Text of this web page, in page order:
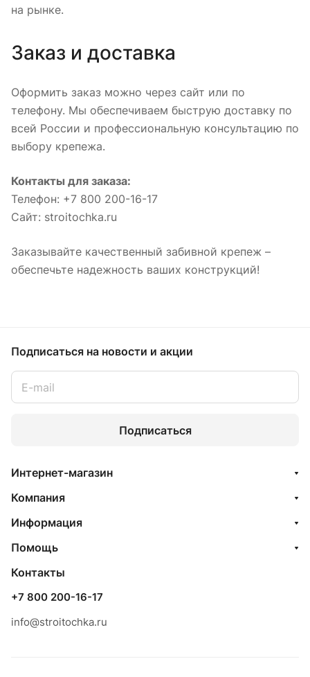
на рынке.
Заказ и доставка
Оформить заказ можно через сайт или по
телефону. Мы обеспечиваем быструю доставку по
всей России и профессиональную консультацию по
выбору крепежа.
Контакты для заказа:
Телефон: +7 800 200-16-17
Сайт: stroitochka.ru
Заказывайте качественный забивной крепеж –
обеспечьте надежность ваших конструкций!
Подписаться на новости и акции
Подписаться
Интернет-магазин
Компания
Информация
Помощь
Контакты
+7 800 200-16-17
info@stroitochka.ru